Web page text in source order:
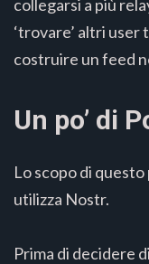
collegarsi a più
‘trovare’ altri user
costruire un feed
Un po’ di
Lo scopo di questo
utilizza Nostr.
Prima di decidere